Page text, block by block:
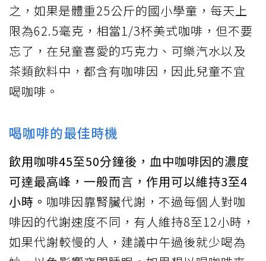
之，如果是體重25公斤的國小學童，每天上
限為62.5毫克，相當1/3杯美式咖啡，但不要
忘了，在兒童喜愛的巧克力、可樂汽水以及
茶類飲料中，都含有咖啡因，因此兒童不宜
喝咖啡。
喝咖啡的最佳時機
飲用咖啡45至50分鐘後，血中咖啡因的濃度
可達最高峰，一般而言，作用可以維持3至4
小時。 咖啡因靠腎臟代謝，不過每個人對咖
啡因的代謝速度不同，有人維持8至12小時，
如果代謝較慢的人，建議中午過後就少喝為